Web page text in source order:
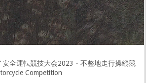
全運転競技大会2023・不整地走行操縦競
Competition